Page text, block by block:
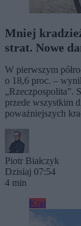
Mniej
strat. Nowe
W pierwszym
o 18,6 proc. –
„Rzeczpospolita”.
przede wszystkim
poważniejszych
Piotr Białczyk
Dzisiaj 07:54
4 min
Kraj